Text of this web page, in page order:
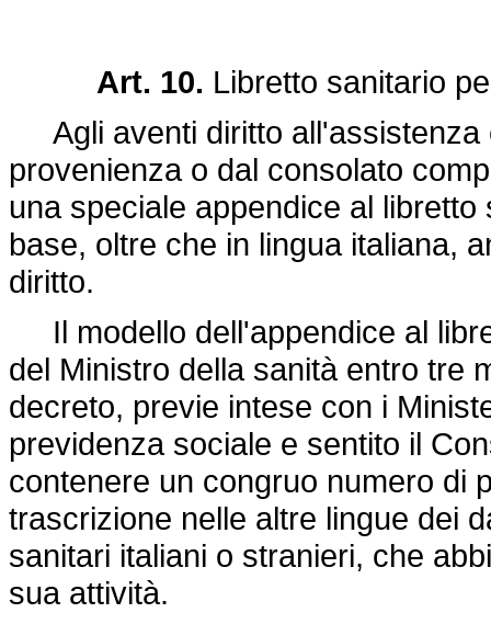
Art. 10. Libretto sanitario
Agli aventi diritto all'assistenza
provenienza o dal consolato
una speciale appendice al
base, oltre che in lingua italiana,
diritto.
Il modello dell'appendice al
del Ministro della sanità entro tre
decreto, previe intese con i
previdenza sociale e sentito il
contenere un congruo numero di
trascrizione nelle altre lingue dei
sanitari italiani o stranieri, che
sua attività.